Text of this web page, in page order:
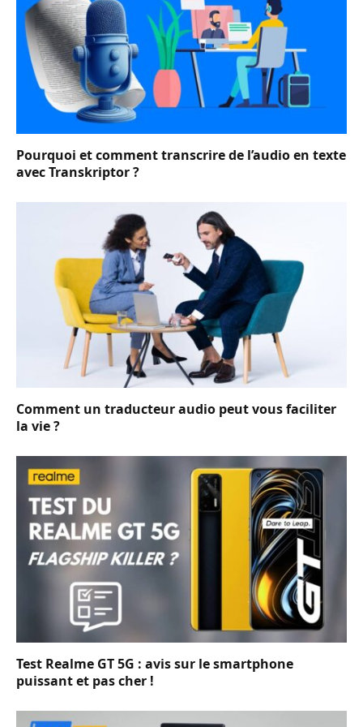
Pourquoi et comment transcrire de l’audio en texte
avec Transkriptor ?
Comment un traducteur audio peut vous faciliter
la vie ?
Test Realme GT 5G : avis sur le smartphone
puissant et pas cher !